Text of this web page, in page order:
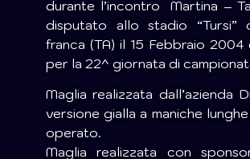
durante l’incontro Martina –
disputato allo stadio “Tursi”
franca (TA) il 15 Febbraio 2004
per la 22^ giornata di
Maglia realizzata dall’azienda
versione gialla a maniche
operato.
Maglia realizzata con